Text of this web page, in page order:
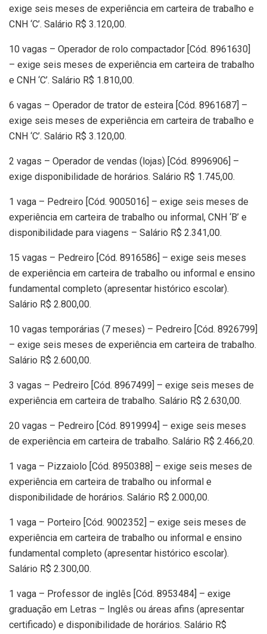
exige seis meses de experiência em carteira de trabalho e
CNH ‘C’. Salário R$ 3.120,00.
10 vagas – Operador de rolo compactador [Cód. 8961630]
– exige seis meses de experiência em carteira de trabalho
e CNH ‘C’. Salário R$ 1.810,00.
6 vagas – Operador de trator de esteira [Cód. 8961687] –
exige seis meses de experiência em carteira de trabalho e
CNH ‘C’. Salário R$ 3.120,00.
2 vagas – Operador de vendas (lojas) [Cód. 8996906] –
exige disponibilidade de horários. Salário R$ 1.745,00.
1 vaga – Pedreiro [Cód. 9005016] – exige seis meses de
experiência em carteira de trabalho ou informal, CNH ‘B’ e
disponibilidade para viagens – Salário R$ 2.341,00.
15 vagas – Pedreiro [Cód. 8916586] – exige seis meses
de experiência em carteira de trabalho ou informal e ensino
fundamental completo (apresentar histórico escolar).
Salário R$ 2.800,00.
10 vagas temporárias (7 meses) – Pedreiro [Cód. 8926799]
– exige seis meses de experiência em carteira de trabalho.
Salário R$ 2.600,00.
3 vagas – Pedreiro [Cód. 8967499] – exige seis meses de
experiência em carteira de trabalho. Salário R$ 2.630,00.
20 vagas – Pedreiro [Cód. 8919994] – exige seis meses
de experiência em carteira de trabalho. Salário R$ 2.466,20.
1 vaga – Pizzaiolo [Cód. 8950388] – exige seis meses de
experiência em carteira de trabalho ou informal e
disponibilidade de horários. Salário R$ 2.000,00.
1 vaga – Porteiro [Cód. 9002352] – exige seis meses de
experiência em carteira de trabalho ou informal e ensino
fundamental completo (apresentar histórico escolar).
Salário R$ 2.300,00.
1 vaga – Professor de inglês [Cód. 8953484] – exige
graduação em Letras – Inglês ou áreas afins (apresentar
certificado) e disponibilidade de horários. Salário R$